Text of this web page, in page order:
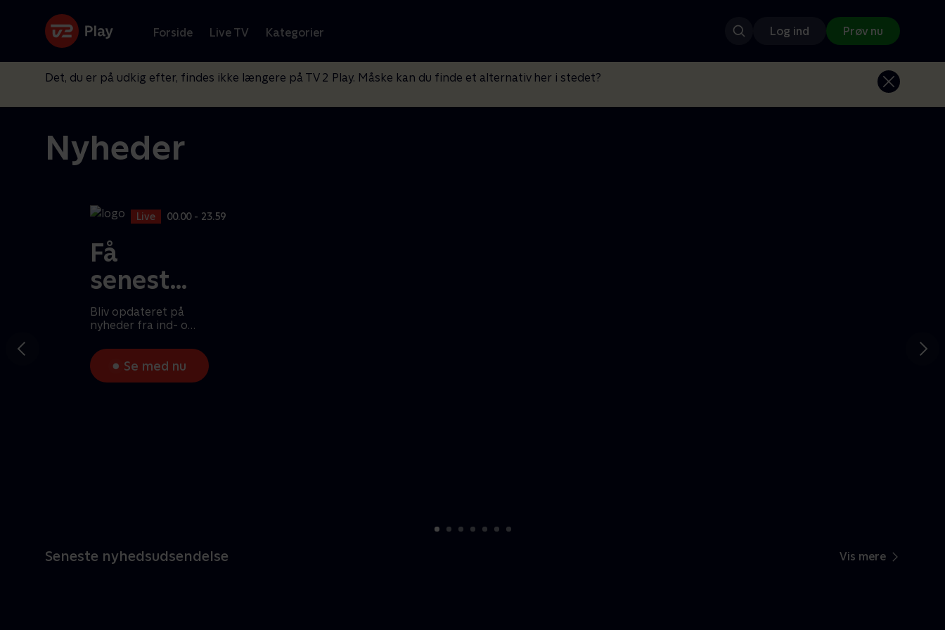
Forside Live TV Kategorier Log ind Prøv nu
Det, du er på udkig efter, findes ikke længere på TV 2 Play. Måske kan du finde et alternativ her i stedet?
Nyheder
Live 00.00 - 23.59
Få
seneste
nyt
Bliv opdateret på
nyheder fra ind- og
Se med nu
Gå til
Seneste nyhedsudsendelse Vis mere